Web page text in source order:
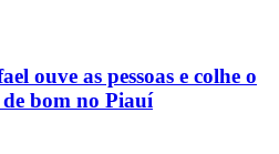
ouve as pessoas e colhe o
bom no Piauí